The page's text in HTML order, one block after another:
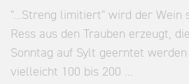
"...Streng limitiert" wird der Wein
Ress aus den Trauben erzeugt,
Sonntag auf Sylt geerntet
vielleicht 100 bis 200 …